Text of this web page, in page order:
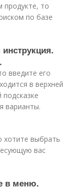
продукте, то
по базе
введите его
в верхней
варианты.
хотите выбрать
вас
в меню.